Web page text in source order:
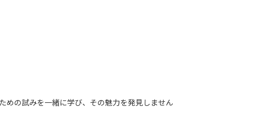
めの試みを一緒に学び、その魅力を発見しません